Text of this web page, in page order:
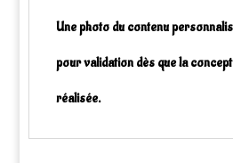
Une photo du contenu
pour validation dès que la
réalisée.